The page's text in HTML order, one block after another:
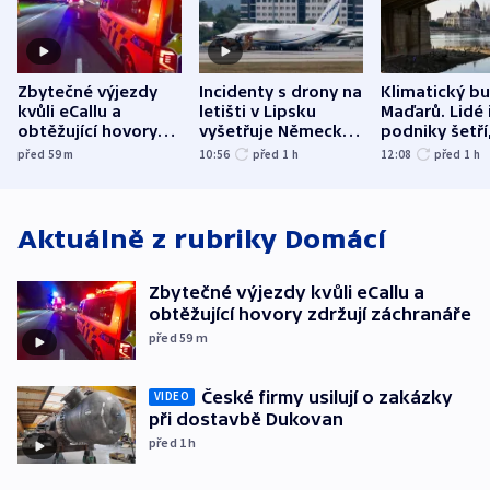
Zbytečné výjezdy
kvůli eCallu a
obtěžující hovory
zdržují záchranáře
před 59m
Incidenty s drony na
letišti v Lipsku
vyšetřuje Německo
jako úmyslný pokus
10:56 před 1 h
Klimatický
Maďarů. Lidé
podniky
omezuje se
12:08 před 1 h
Aktuálně z rubriky Domácí
Zbytečné výjezdy kvůli eCallu a
obtěžující hovory zdržují záchranáře
před 59 m
VIDEO
České firmy usilují o zakázky
při dostavbě Dukovan
před 1h